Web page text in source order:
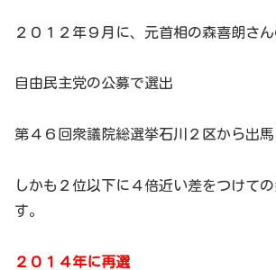
２０１２年９月に、元首相の森喜朗さ
自由民主党の公募で選出
第４６回衆議院総選挙石川２区から出馬
しかも２位以下に４倍近い差をつけて
す。
２０１４年に再選